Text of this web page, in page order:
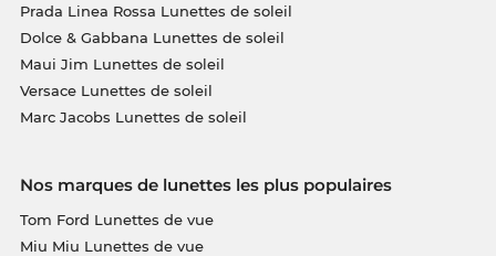
Prada Linea Rossa Lunettes de soleil
Dolce & Gabbana Lunettes de soleil
Maui Jim Lunettes de soleil
Versace Lunettes de soleil
Marc Jacobs Lunettes de soleil
Nos marques de lunettes les plus populaires
Tom Ford Lunettes de vue
Miu Miu Lunettes de vue